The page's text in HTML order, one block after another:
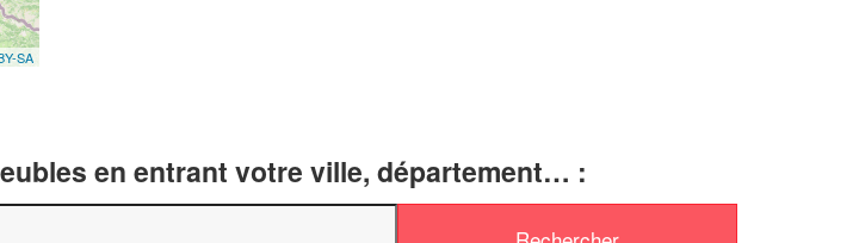
SA
en entrant votre ville, département… :